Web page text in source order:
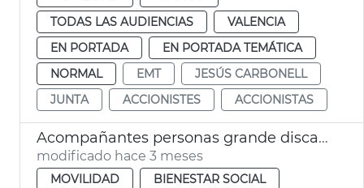
TODAS LAS AUDIENCIAS
VALENCIA
EN PORTADA
EN PORTADA TEMÁTICA
NORMAL
EMT
JESÚS CARBONELL
JUNTA
ACCIONISTES ACCIONISTAS
Acompañantes personas grande discapacidad viajan gratis EMT València
modificado hace 3 meses
MOVILIDAD
BIENESTAR SOCIAL